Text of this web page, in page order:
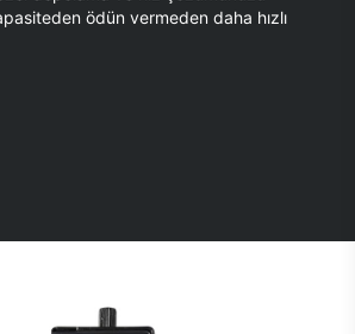
ödün vermeden daha hızlı